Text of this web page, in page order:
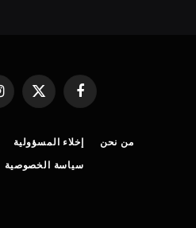
فيسبوك
X
(Twitter)
من نحن إخلاء المسؤولية
سياسة الخصوصية